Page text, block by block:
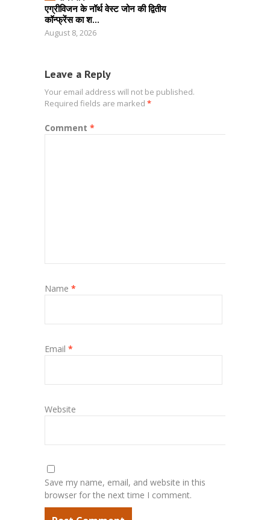
एग्रीविजन के नॉर्थ वेस्ट जोन की द्वितीय
कॉन्फ्रेंस का श...
August 8, 2026
Leave a Reply
Your email address will not be published.
Required fields are marked *
Comment *
Name *
Email *
Website
Save my name, email, and website in this
browser for the next time I comment.